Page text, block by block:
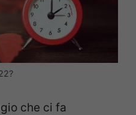
che ci fa